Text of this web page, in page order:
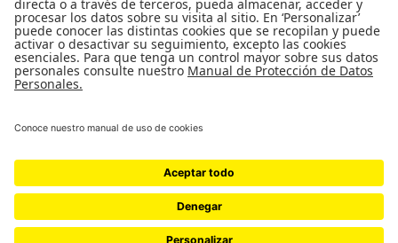
UNIVERSIDAD DE LOS ANDES | VIGILADA MINEDUCACIÓN. RECONOCIMIENTO
COMO UNIVERSIDAD: DECRETO 1297 DEL 30 DE MAYO DE 1964.